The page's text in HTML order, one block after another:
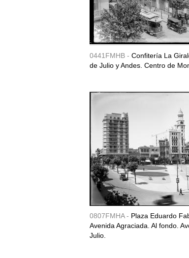
0441FMHB - Confitería La
de Julio y Andes. Centro de
0807FMHA - Plaza Eduardo
Avenida Agraciada. Al fondo.
Julio.